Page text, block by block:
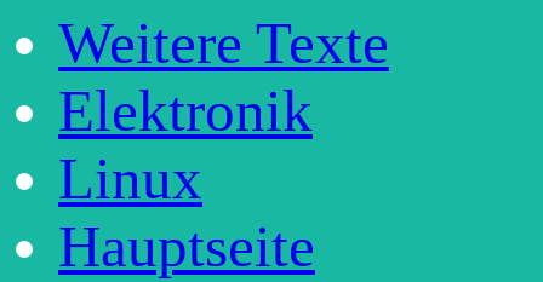
Weitere Texte
Elektronik
Linux
Hauptseite